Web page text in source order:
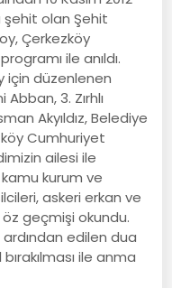
şehit olan Şehit
Çerkezköy
ile anıldı.
için düzenlenen
3. Zırhlı
Akyıldız, Belediye
Cumhuriyet
ailesi ile
kurum ve
askeri erkan ve
öz geçmişi okundu.
ardından edilen dua
ile anma